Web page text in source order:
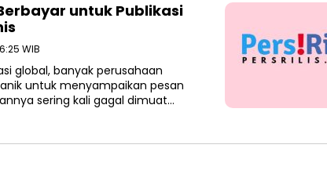
untuk Publikasi
WIB
global, banyak perusahaan
untuk menyampaikan pesan
sering kali gagal dimuat…